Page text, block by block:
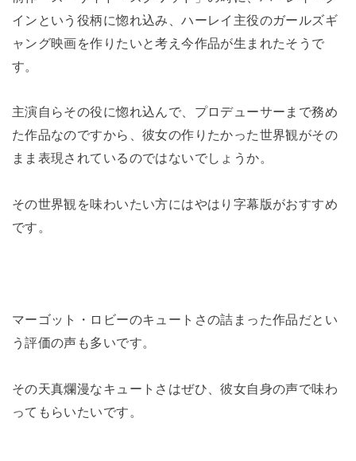
インという役柄に惚れ込み、ハーレイ主役のガールズギ
ャング映画を作りたいと考え今作品が生まれたそうで
す。
主演自らその役に惚れ込んで、プロデューサーまで務め
た作品なのですから、彼女の作りたかった世界観がその
まま表現されているのではないでしょうか。
その世界観を味わいたい方にはやはり字幕版がおすすめ
です。
マーゴット・ロビーのキュートさの詰まった作品だとい
う評価の声も多いです。
その天真爛漫なキュートさはぜひ、彼女自身の声で味わ
ってもらいたいです。